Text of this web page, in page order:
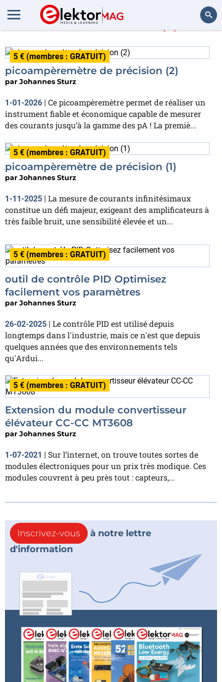
Johannes Sturz
5 € (membres : GRATUIT)
picoampèremètre de précision (2)
par Johannes Sturz
1-01-2026 | Ce picoampèremètre permet de réaliser un
instrument fiable et économique capable de mesurer
des courants jusqu’à la gamme des pA ! La premiè...
5 € (membres : GRATUIT)
picoampèremètre de précision (1)
par Johannes Sturz
1-11-2025 | La mesure de courants infinitésimaux
constitue un défi majeur, exigeant des amplificateurs à
très faible bruit, une sensibilité élevée et un...
5 € (membres : GRATUIT)
outil de contrôle PID Optimisez
facilement vos paramètres
par Johannes Sturz
26-02-2025 | Le contrôle PID est utilisé depuis
longtemps dans l'industrie, mais ce n'est que depuis
quelques années que des environnements tels
qu'Ardui...
5 € (membres : GRATUIT)
Extension du module convertisseur
élévateur CC-CC MT3608
par Johannes Sturz
1-07-2021 | Sur l’internet, on trouve toutes sortes de
modules électroniques pour un prix très modique. Ces
modules couvrent à peu près tout : capteurs,...
Inscrivez-vous
à notre lettre
d'information